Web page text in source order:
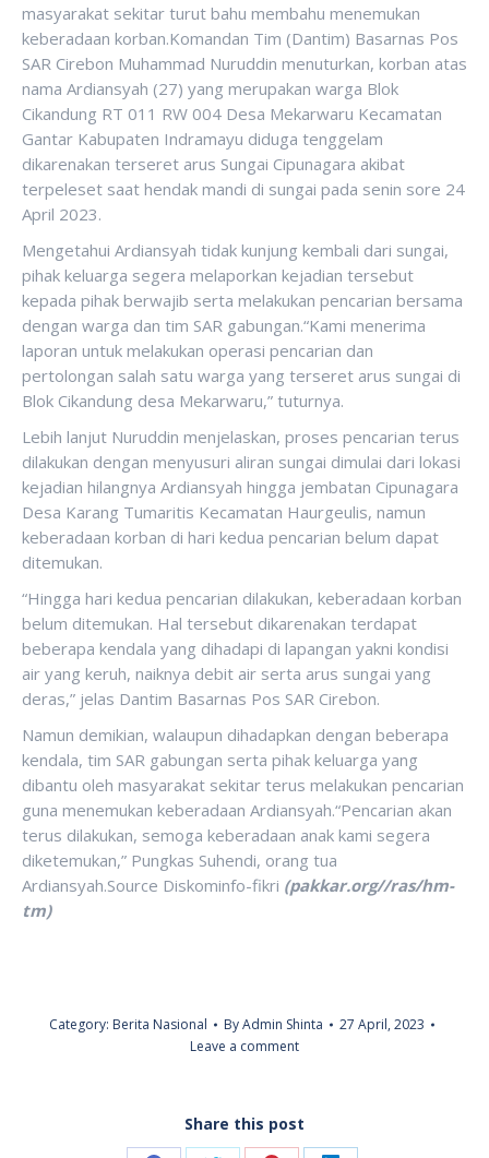
masyarakat sekitar turut bahu membahu menemukan
keberadaan korban.Komandan Tim (Dantim) Basarnas Pos
SAR Cirebon Muhammad Nuruddin menuturkan, korban atas
nama Ardiansyah (27) yang merupakan warga Blok
Cikandung RT 011 RW 004 Desa Mekarwaru Kecamatan
Gantar Kabupaten Indramayu diduga tenggelam
dikarenakan terseret arus Sungai Cipunagara akibat
terpeleset saat hendak mandi di sungai pada senin sore 24
April 2023.
Mengetahui Ardiansyah tidak kunjung kembali dari sungai,
pihak keluarga segera melaporkan kejadian tersebut
kepada pihak berwajib serta melakukan pencarian bersama
dengan warga dan tim SAR gabungan.“Kami menerima
laporan untuk melakukan operasi pencarian dan
pertolongan salah satu warga yang terseret arus sungai di
Blok Cikandung desa Mekarwaru,” tuturnya.
Lebih lanjut Nuruddin menjelaskan, proses pencarian terus
dilakukan dengan menyusuri aliran sungai dimulai dari lokasi
kejadian hilangnya Ardiansyah hingga jembatan Cipunagara
Desa Karang Tumaritis Kecamatan Haurgeulis, namun
keberadaan korban di hari kedua pencarian belum dapat
ditemukan.
“Hingga hari kedua pencarian dilakukan, keberadaan korban
belum ditemukan. Hal tersebut dikarenakan terdapat
beberapa kendala yang dihadapi di lapangan yakni kondisi
air yang keruh, naiknya debit air serta arus sungai yang
deras,” jelas Dantim Basarnas Pos SAR Cirebon.
Namun demikian, walaupun dihadapkan dengan beberapa
kendala, tim SAR gabungan serta pihak keluarga yang
dibantu oleh masyarakat sekitar terus melakukan pencarian
guna menemukan keberadaan Ardiansyah.“Pencarian akan
terus dilakukan, semoga keberadaan anak kami segera
diketemukan,” Pungkas Suhendi, orang tua
Ardiansyah.Source Diskominfo-fikri (pakkar.org//ras/hm-
tm)
Category: Berita Nasional ByAdmin Shinta
27 April, 2023
Leave a comment
Share this post